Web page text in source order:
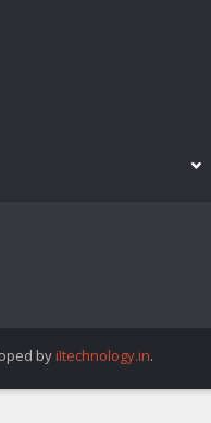
by iItechnology.in.